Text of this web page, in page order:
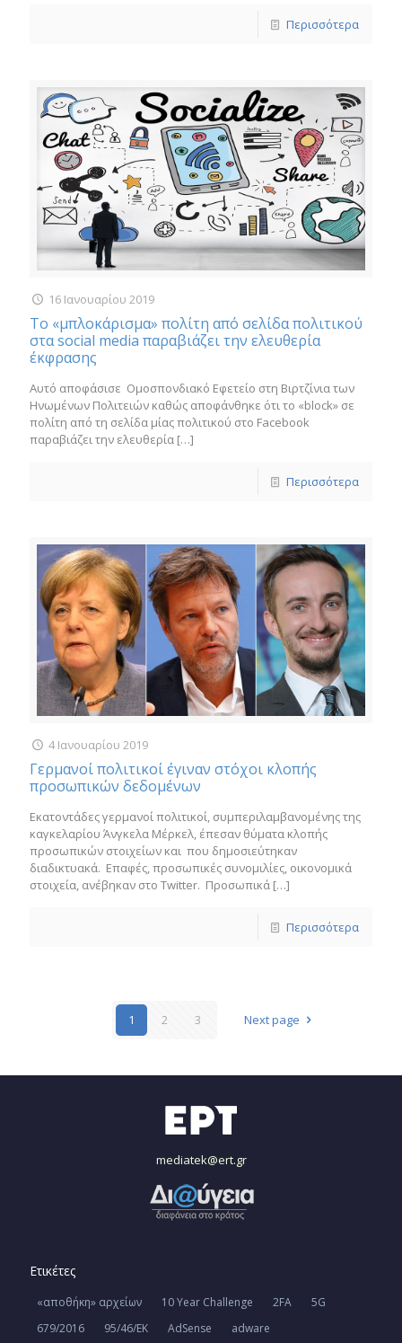
Περισσότερα
16 Ιανουαρίου 2019
Το «μπλοκάρισμα» πολίτη από σελίδα πολιτικού
στα social media παραβιάζει την ελευθερία
έκφρασης
Αυτό αποφάσισε Ομοσπονδιακό Εφετείο στη Βιρτζίνια των
Ηνωμένων Πολιτειών καθώς αποφάνθηκε ότι το «block» σε
πολίτη από τη σελίδα μίας πολιτικού στο Facebook
παραβιάζει την ελευθερία […]
Περισσότερα
4 Ιανουαρίου 2019
Γερμανοί πολιτικοί έγιναν στόχοι κλοπής
προσωπικών δεδομένων
Εκατοντάδες γερμανοί πολιτικοί, συμπεριλαμβανομένης της
καγκελαρίου Άνγκελα Μέρκελ, έπεσαν θύματα κλοπής
προσωπικών στοιχείων και που δημοσιεύτηκαν
διαδικτυακά. Επαφές, προσωπικές συνομιλίες, οικονομικά
στοιχεία, ανέβηκαν στο Twitter. Προσωπικά […]
Περισσότερα
1 2 3 Next page
mediatek@ert.gr
Ετικέτες
«αποθήκη» αρχείων 10 Year Challenge 2FA
5G
679/2016
95/46/ΕΚ AdSense
adware